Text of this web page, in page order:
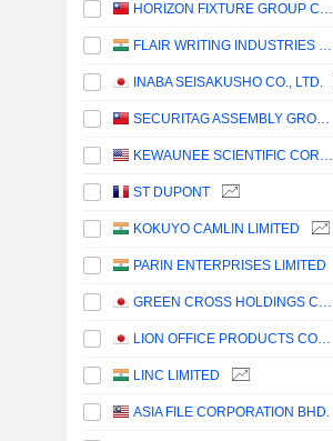
HORIZON FIXTURE GROUP CO., LTD.
FLAIR WRITING INDUSTRIES LIMITED
INABA SEISAKUSHO CO., LTD.
SECURITAG ASSEMBLY GROUP CO., LTD.
KEWAUNEE SCIENTIFIC CORPORATION
ST DUPONT
KOKUYO CAMLIN LIMITED
PARIN ENTERPRISES LIMITED
GREEN CROSS HOLDINGS CO., LTD.
LION OFFICE PRODUCTS CORP.
LINC LIMITED
ASIA FILE CORPORATION BHD.